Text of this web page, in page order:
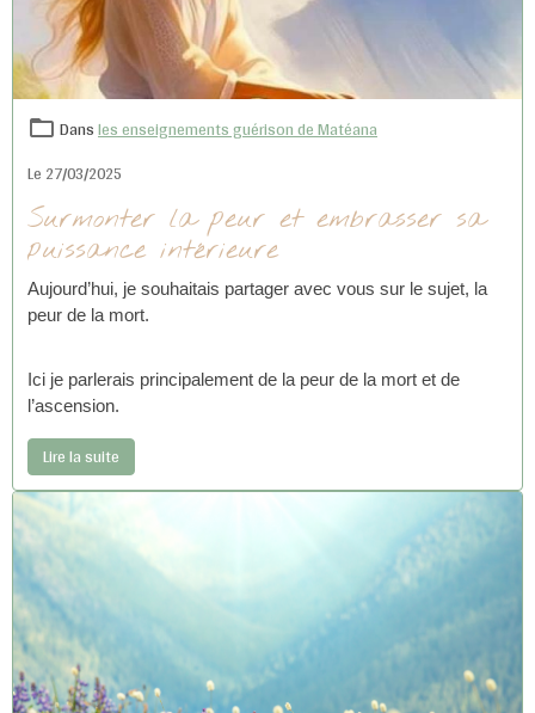
Dansles enseignements guérison de Matéana
Le 27/03/2025
Surmonter la peur et embrasser sa
puissance intérieure
Aujourd’hui, je souhaitais partager avec vous sur le sujet, la
peur de la mort.
Ici je parlerais principalement de la peur de la mort et de
l’ascension.
Lire la suite